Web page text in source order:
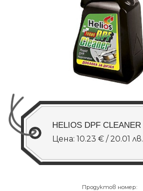
HELIOS DPF CLEANER
Цена: 10.23 € / 20.01 лв.
Продуктов номер: